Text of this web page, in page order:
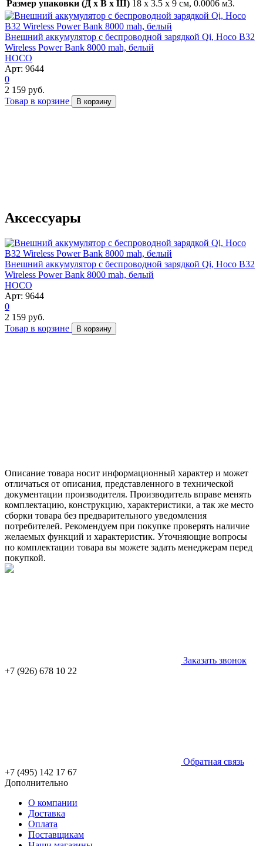
Размер упаковки (Д x В x Ш) 18 x 3.5 x 9 см, 0.0006 м3.
Внешний аккумулятор с беспроводной зарядкой Qi, Hoco B32
Wireless Power Bank 8000 mah, белый
HOCO
Арт: 9644
0
2 159 руб.
Товар в корзине
В корзину
Аксессуары
Внешний аккумулятор с беспроводной зарядкой Qi, Hoco B32
Wireless Power Bank 8000 mah, белый
HOCO
Арт: 9644
0
2 159 руб.
Товар в корзине
В корзину
Описание товара носит информационный характер и может
отличаться от описания, представленного в технической
документации производителя. Производитель вправе менять
комплектацию, конструкцию, характеристики, а так же место
сборки товара без предварительного уведомления
потребителей. Рекомендуем при покупке проверять наличие
желаемых функций и характеристик. Уточняющие вопросы
по комплектации товара вы можете задать менеджерам перед
покупкой.
Заказать звонок
+7 (926) 678 10 22
Обратная связь
+7 (495) 142 17 67
Дополнительно
О компании
Доставка
Оплата
Поставщикам